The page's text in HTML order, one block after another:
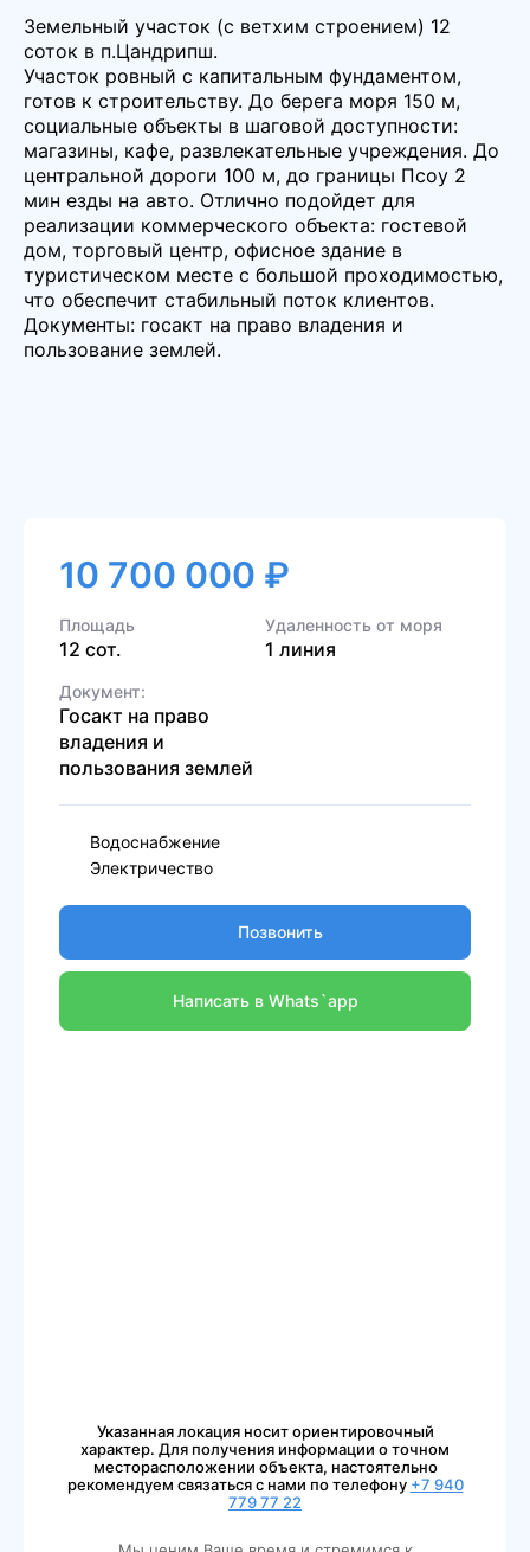
Земельный участок (с ветхим строением) 12
соток в п.Цандрипш.
Участок ровный с капитальным фундаментом,
готов к строительству. До берега моря 150 м,
социальные объекты в шаговой доступности:
магазины, кафе, развлекательные учреждения. До
центральной дороги 100 м, до границы Псоу 2
мин езды на авто. Отлично подойдет для
реализации коммерческого объекта: гостевой
дом, торговый центр, офисное здание в
туристическом месте с большой проходимостью,
что обеспечит стабильный поток клиентов.
Документы: госакт на право владения и
пользование землей.
10 700 000 ₽
Площадь
12 сот.
Удаленность от моря
1 линия
Документ:
Госакт на право
владения и
пользования землей
Водоснабжение
Электричество
Позвонить
Написать в Whats`app
Указанная локация носит ориентировочный
характер. Для получения информации о точном
месторасположении объекта, настоятельно
рекомендуем связаться с нами по телефону +7 940
779 77 22